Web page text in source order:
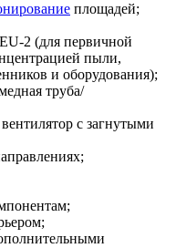
площадей;
2 (для первичной
пыли,
и оборудования);
труба/
с загнутыми